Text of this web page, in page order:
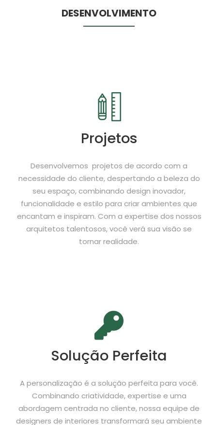
DESENVOLVIMENTO
Projetos
Desenvolvemos projetos de acordo com a
necessidade do cliente, despertando a beleza do
seu espaço, combinando design inovador,
funcionalidade e estilo para criar ambientes que
encantam e inspiram. Com a expertise dos nossos
arquitetos talentosos, você verá sua visão se
tornar realidade.
Solução Perfeita
A personalização é a solução perfeita para você.
Combinando criatividade, expertise e uma
abordagem centrada no cliente, nossa equipe de
designers de interiores transformará seu ambiente